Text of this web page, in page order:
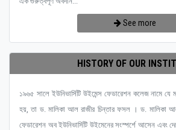
See more
HISTORY OF OUR
১৯৬৫ সালে ইউনিভার্সিটি উইমেন্স ফেডারেশন কলেজ নামে
হয়, তা ড. মালিকা আল রাজীর চিন্তার ফসল । ড. মালিকা
ফেডারেশন অব ইউনিভার্সিটি উইমেনের সংস্পর্শে আসেন এবং